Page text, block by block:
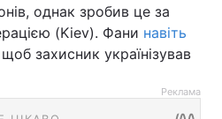
однак зробив це за
(Kiev). Фани навіть
захисник українізував
Реклама